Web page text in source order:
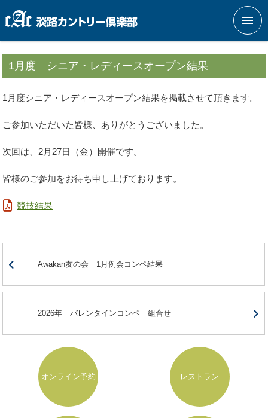
メニ
1月度 シニア・レディースオープン結果
1月度シニア・レディースオープン結果を掲載させて頂きます。
ご参加いただいた皆様、ありがとうございました。
次回は、2月27日（金）開催です。
皆様のご参加をお待ち申し上げております。
競技結果
Awakan友の会 1月例会コンペ結果
2026年 バレンタインコンペ 組合せ
オンライン予約 レストラン